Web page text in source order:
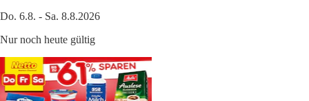
Do. 6.8. - Sa. 8.8.2026
Nur noch heute gültig